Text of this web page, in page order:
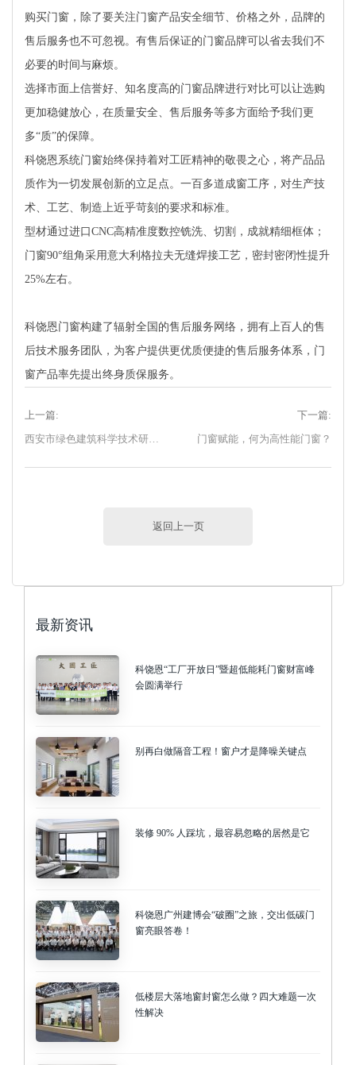
购买门窗，除了要关注门窗产品安全细节、价格之外，品牌的
售后服务也不可忽视。有售后保证的门窗品牌可以省去我们不
必要的时间与麻烦。
选择市面上信誉好、知名度高的门窗品牌进行对比可以让选购
更加稳健放心，在质量安全、售后服务等多方面给予我们更
多“质”的保障。
科饶恩系统门窗始终保持着对工匠精神的敬畏之心，将产品品
质作为一切发展创新的立足点。一百多道成窗工序，对生产技
术、工艺、制造上近乎苛刻的要求和标准。
型材通过进口CNC高精准度数控铣洗、切割，成就精细框体；
门窗90°组角采用意大利格拉夫无缝焊接工艺，密封密闭性提升
25%左右。
科饶恩门窗构建了辐射全国的售后服务网络，拥有上百人的售
后技术服务团队，为客户提供更优质便捷的售后服务体系，门
窗产品率先提出终身质保服务。
上一篇:
西安市绿色建筑科学技术研究会专家考察团一行莅临科饶恩门窗参观交流！
下一篇:
门窗赋能，何为高性能门窗？
返回上一页
最新资讯
科饶恩“工厂开放日”暨超低能耗门窗财富峰
会圆满举行
别再白做隔音工程！窗户才是降噪关键点
装修 90% 人踩坑，最容易忽略的居然是它
科饶恩广州建博会“破圈”之旅，交出低碳门
窗亮眼答卷！
低楼层大落地窗封窗怎么做？四大难题一次
性解决